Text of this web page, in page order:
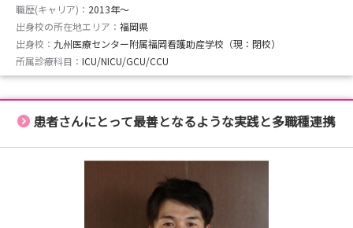
職歴(キャリア)： 2013年〜
出身校の所在地エリア： 福岡県
出身校： 九州医療センター附属福岡看護助産学校（現：閉校）
所属診療科目： ICU/NICU/GCU/CCU
患者さんにとって最善となるような実践と多職種連携